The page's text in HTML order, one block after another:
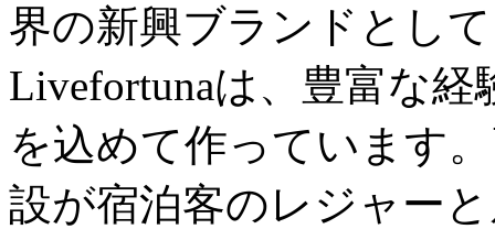
界の新興ブランドとし
Livefortunaは、豊富な
を込めて作っています
設が宿泊客のレジャー